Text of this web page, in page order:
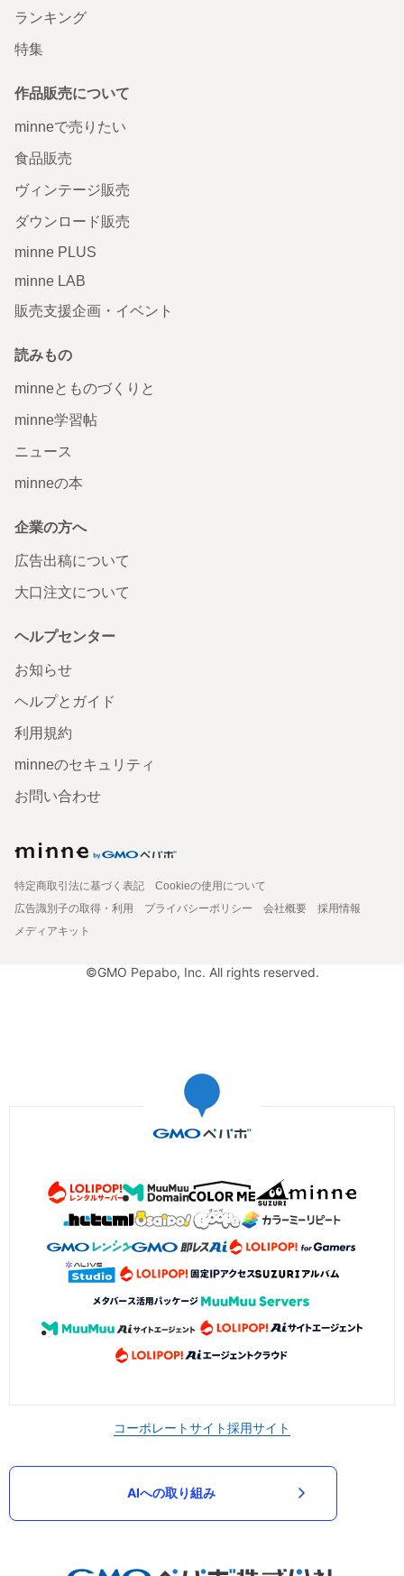
ランキング
特集
作品販売について
minneで売りたい
食品販売
ヴィンテージ販売
ダウンロード販売
minne PLUS
minne LAB
販売支援企画・イベント
読みもの
minneとものづくりと
minne学習帖
ニュース
minneの本
企業の方へ
広告出稿について
大口注文について
ヘルプセンター
お知らせ
ヘルプとガイド
利用規約
minneのセキュリティ
お問い合わせ
特定商取引法に基づく表記
Cookieの使用について
広告識別子の取得・利用
プライバシーポリシー 会社概要
採用情報
メディアキット
©GMO Pepabo, Inc. All rights reserved.
コーポレートサイト採用サイト
AIへの取り組み